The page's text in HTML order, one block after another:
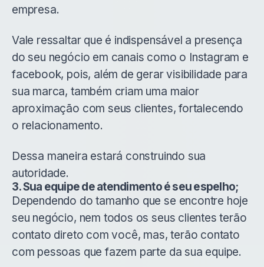
empresa.
Vale ressaltar que é indispensável a presença
do seu negócio em canais como o Instagram e
facebook, pois, além de gerar visibilidade para
sua marca, também criam uma maior
aproximação com seus clientes, fortalecendo
o relacionamento.
Dessa maneira estará construindo sua
autoridade.
3. Sua equipe de atendimento é seu espelho;
Dependendo do tamanho que se encontre hoje
seu negócio, nem todos os seus clientes terão
contato direto com você, mas, terão contato
com pessoas que fazem parte da sua equipe.